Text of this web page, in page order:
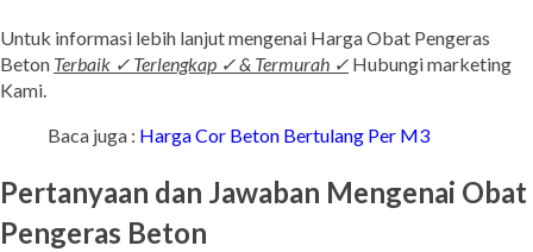
Untuk informasi lebih lanjut mengenai Harga Obat Pengeras
Beton Terbaik ✓ Terlengkap ✓ & Termurah ✓ Hubungi marketing
Kami.
Baca juga : Harga Cor Beton Bertulang Per M3
Pertanyaan dan Jawaban Mengenai Obat
Pengeras Beton